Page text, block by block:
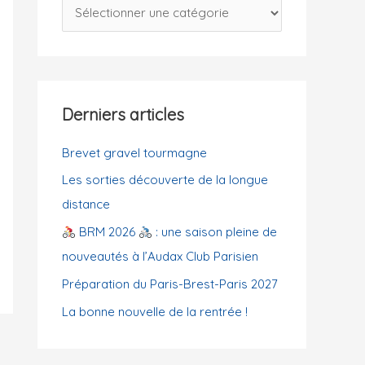
h
a
r
i
e
s
Derniers articles
Brevet gravel tourmagne
Les sorties découverte de la longue
distance
BRM 2026
: une saison pleine de
nouveautés à l’Audax Club Parisien
Préparation du Paris-Brest-Paris 2027
La bonne nouvelle de la rentrée !